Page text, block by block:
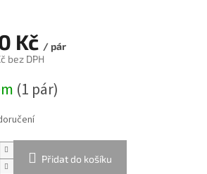
Kč / pár
bez DPH
(1 pár)
Přidat do košíku